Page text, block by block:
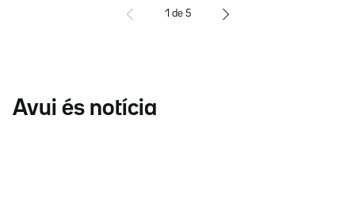
1 de 5
Avui és notícia